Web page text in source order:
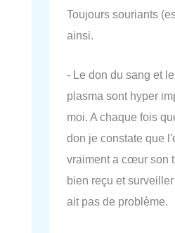
Toujours souriants
ainsi.
- Le don du sang et
plasma sont hyper
moi. A chaque fois
don je constate que
vraiment a cœur son
bien reçu et
ait pas de problème.